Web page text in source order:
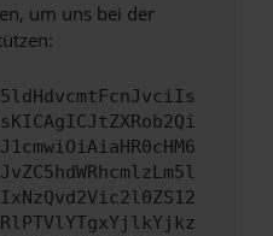
um uns bei der